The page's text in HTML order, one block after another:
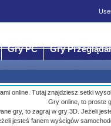
Gry PC Gry
online. Tutaj znajdziesz setki
Gry online, to proste
gry, to zagraj w gry 3D. Jeżeli
jesteś fanem wyścigów